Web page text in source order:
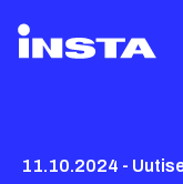
11.10.2024 -